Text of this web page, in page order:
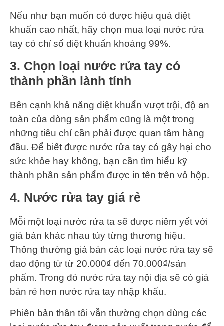
Nếu như bạn muốn có được hiệu quả diệt
khuẩn cao nhất, hãy chọn mua loại nước rửa
tay có chỉ số diệt khuẩn khoảng 99%.
3. Chọn loại nước rửa tay có
thành phần lành tính
Bên cạnh khả năng diệt khuẩn vượt trội, độ an
toàn của dòng sản phẩm cũng là một trong
những tiêu chí cần phải được quan tâm hàng
đầu. Để biết được nước rửa tay có gây hại cho
sức khỏe hay không, bạn cần tìm hiểu kỹ
thành phần sản phẩm được in tên trên vỏ hộp.
4. Nước rửa tay giá rẻ
Mỗi một loại nước rửa ta sẽ được niêm yết với
giá bán khác nhau tùy từng thương hiệu.
Thông thường giá bán các loại nước rửa tay sẽ
dao động từ từ 20.000₫ đến 70.000₫/sản
phẩm. Trong đó nước rửa tay nội địa sẽ có giá
bán rẻ hơn nước rửa tay nhập khẩu.
Phiên bản thân tôi vẫn thường chọn dùng các